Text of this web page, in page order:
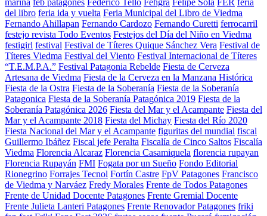
marina feb patagones Federico Tello Fehgra Felipe Solá FER feria
del libro feria ida y vuelta Feria Municipal del Libro de Viedma
Fernando Ahillapan Fernando Cardozo Fernando Curetti ferrocarril
festejo revista Todo Eventos Festejos del Día del Niño en Viedma
festigirl festival Festival de Títeres Quique Sánchez Vera Festival de
Títeres Viedma Festival del Viento Festival Internacional de Títeres
“T.E.M.P.A.” Festival Patagonia Rebelde Fiesta de Cerveza
Artesana de Viedma Fiesta de la Cerveza en la Manzana Histórica
Fiesta de la Ostra Fiesta de la Soberanía Fiesta de la Soberanía
Patagonica Fiesta de la Soberanía Patagónica 2019 Fiesta de la
Soberanía Patagónica 2026 Fiesta del Mar y el Acampante Fiesta del
Mar y el Acampante 2018 Fiesta del Michay Fiesta del Río 2020
Fiesta Nacional del Mar y el Acampante figuritas del mundial fiscal
Guillermo Ibáñez Fiscal jefe Peralta Fiscalía de Cinco Saltos Fiscalía
Viedma Florencia Alcaraz Florencia Casamiquela florencia rupayan
Florencia Rupayán FMI Fogata por un Sueño Fondo Editorial
Rionegrino Forrajes Tecnol Fortín Castre FpV Patagones Francisco
de Viedma y Narváez Fredy Morales Frente de Todos Patagones
Frente de Unidad Docente Patagones Frente Gremial Docente
Frente Julieta Lanteri Patagones Frente Renovador Patagones friki